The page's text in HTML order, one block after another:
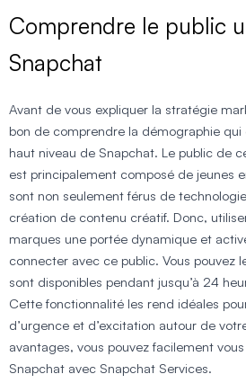
Comprendre le public
Snapchat
Avant de vous expliquer la stratégie
bon de comprendre la démographie
haut niveau de Snapchat. Le public de
est principalement composé de jeunes
sont non seulement férus de
création de contenu créatif. Donc,
marques une portée dynamique et
connecter avec ce public. Vous pouvez
sont disponibles pendant jusqu’à 24
Cette fonctionnalité les rend idéales
d’urgence et d’excitation autour de
avantages, vous pouvez facilement
Snapchat avec Snapchat Services.